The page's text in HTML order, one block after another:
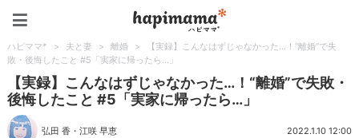
ハピママ* > 夫と妻 > 離婚 >
【実録】こんなはずじゃなかった…！“離婚”で失
敗・後悔したこと #5「実家に帰ったら…」
【実録】こんなはずじゃなかった…！“離婚”で失敗・
後悔したこと #5「実家に帰ったら…」
弘田 香 ・江咲 早恵 2022.1.10 12:00